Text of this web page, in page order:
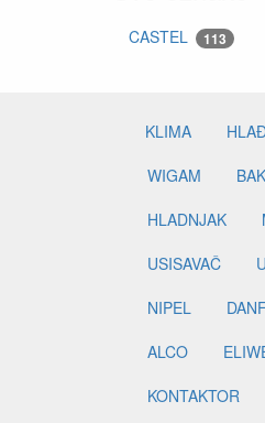
CASTEL 113
KLIMA
WIGAM
HLADNJAK
USISAVAČ
NIPEL
ALCO
KONTAKTOR